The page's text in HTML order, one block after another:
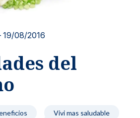
y Docencia
19/08/2016
del
Vivi mas saludable